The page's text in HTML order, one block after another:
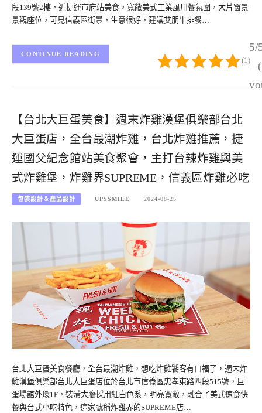
段139號2樓，近捷運市府站美食，寬敞美式工業風用餐氛圍，大片窗景
景觀座位，可見信義區街景，生意很好，建議艾朋牛排餐…
5/
–
(1)
CONTINUE READING
【台北大巨蛋美食】週末炸雞漢堡俱樂部台北
大巨蛋店，全台最潮炸雞，台北炸雞推薦，捷
運國父紀念館站美食聚會，主打台辣炸雞與美
式炸雞堡，炸雞界SUPREME，信義區炸雞必吃
包裝設計＆產品設計 UPSSMILE 2024-08-25
台北大巨蛋美食餐廳，全台最潮炸雞，想吃炸雞饕客有口福了，週末炸
雞漢堡俱樂部台北大巨蛋店位於台北市信義區忠孝東路四段515號，巨
蛋場館外環1F，裝潢大膽採用紅白色系，明亮寬敞，融合了美式速食快
餐與台式小吃特色，這家號稱炸雞界的SUPREME店…